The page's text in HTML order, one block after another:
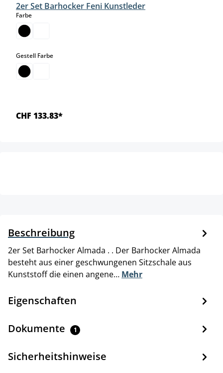
2er Set Barhocker Feni Kunstleder
Farbeauswählen
Gestell Farbeauswählen
CHF 133.83*
Beschreibung
2er Set Barhocker Almada . . Der Barhocker Almada
besteht aus einer geschwungenen Sitzschale aus
Kunststoff die einen angene… Mehr
Eigenschaften
Dokumente 1
Sicherheitshinweise